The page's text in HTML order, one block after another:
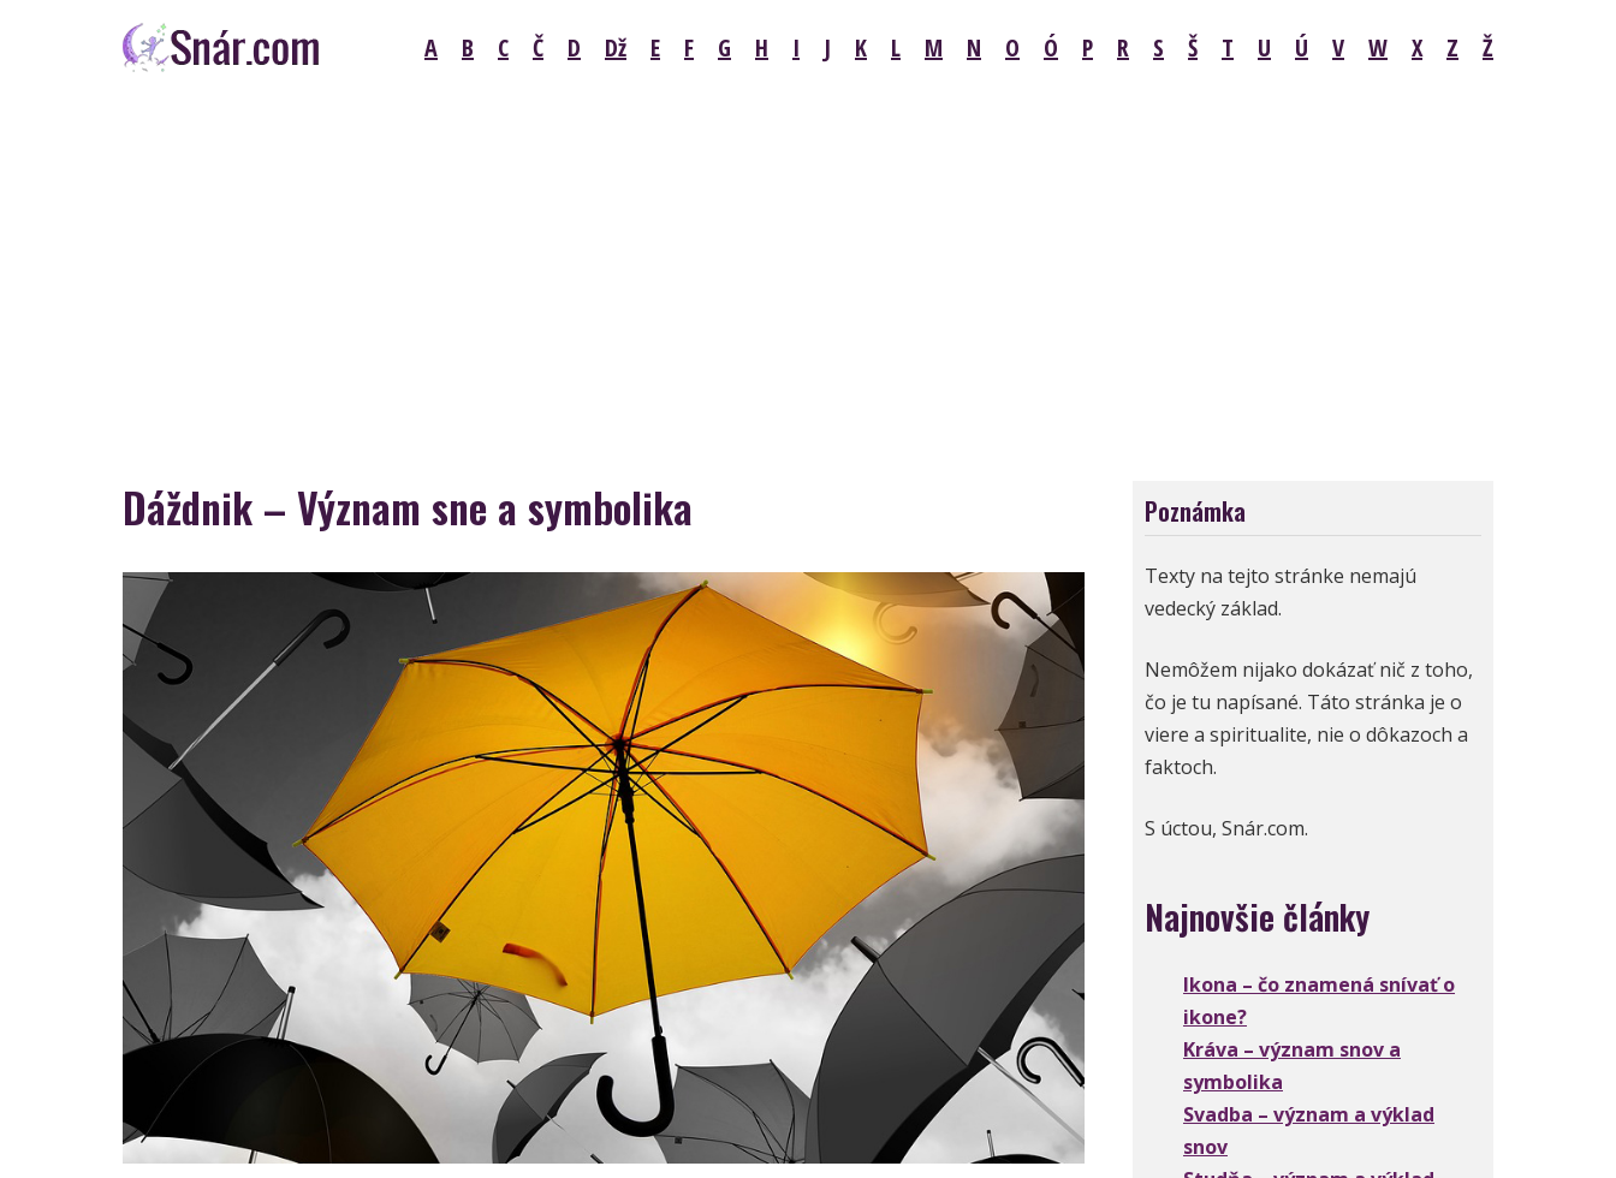
A B C Č D Dž E F G H I J K L M N O Ó P R S Š T U Ú V W X Z Ž
Dáždnik – Význam sne a symbolika Poznámka
Texty na tejto stránke nemajú
vedecký základ.
Nemôžem nijako dokázať nič z toho,
čo je tu napísané. Táto stránka je o
viere a spiritualite, nie o dôkazoch a
faktoch.
S úctou, Snár.com.
Najnovšie články
Ikona – čo znamená snívať o
ikone?
Kráva – význam snov a
symbolika
Svadba – význam a výklad
snov